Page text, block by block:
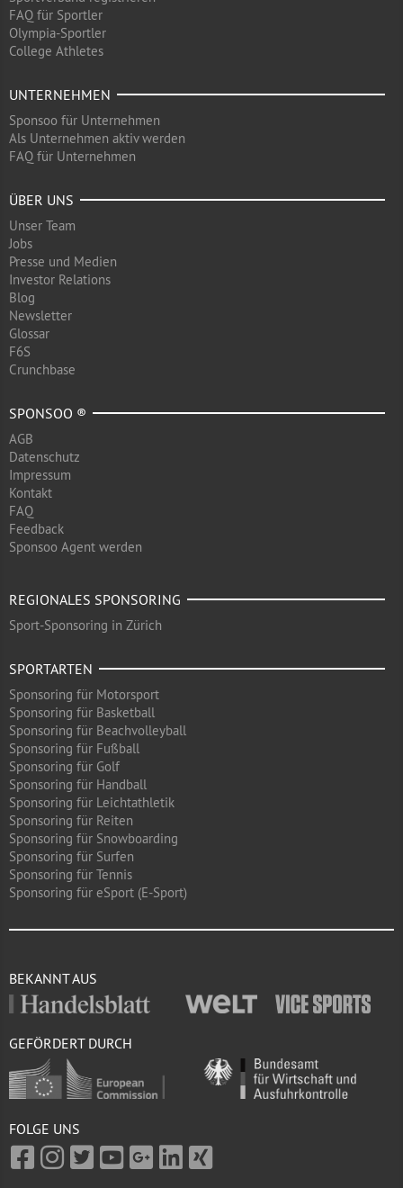
FAQ für Sportler
Olympia-Sportler
College Athletes
UNTERNEHMEN
Sponsoo für Unternehmen
Als Unternehmen aktiv werden
FAQ für Unternehmen
ÜBER UNS
Unser Team
Jobs
Presse und Medien
Investor Relations
Blog
Newsletter
Glossar
F6S
Crunchbase
SPONSOO ®
AGB
Datenschutz
Impressum
Kontakt
FAQ
Feedback
Sponsoo Agent werden
REGIONALES SPONSORING
Sport-Sponsoring in Zürich
SPORTARTEN
Sponsoring für Motorsport
Sponsoring für Basketball
Sponsoring für Beachvolleyball
Sponsoring für Fußball
Sponsoring für Golf
Sponsoring für Handball
Sponsoring für Leichtathletik
Sponsoring für Reiten
Sponsoring für Snowboarding
Sponsoring für Surfen
Sponsoring für Tennis
Sponsoring für eSport (E-Sport)
BEKANNT AUS
GEFÖRDERT DURCH
FOLGE UNS